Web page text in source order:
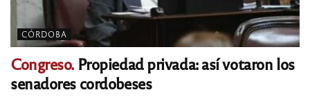
CÓRDOBA
Congreso. Propiedad privada: así votaron los
senadores cordobeses